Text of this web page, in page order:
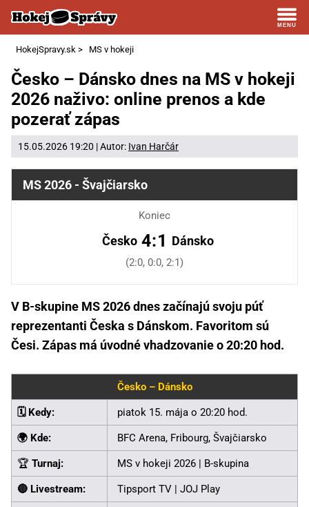
HokejSpravy.sk > MS v hokeji
Česko – Dánsko dnes na MS v hokeji
2026 naživo: online prenos a kde
pozerať zápas
15.05.2026 19:20 | Autor: Ivan Harčár
MS 2026 - Švajčiarsko
Koniec
Česko 4:1 Dánsko
(2:0, 0:0, 2:1)
V B-skupine MS 2026 dnes začínajú svoju púť
reprezentanti Česka s Dánskom. Favoritom sú
Česi. Zápas má úvodné vhadzovanie o 20:20 hod.
Česko – Dánsko
🗓️ Kedy: piatok 15. mája o 20:20 hod.
🌍 Kde: BFC Arena, Fribourg, Švajčiarsko
🏆 Turnaj: MS v hokeji 2026 | B-skupina
🔴 Livestream: Tipsport TV | JOJ Play